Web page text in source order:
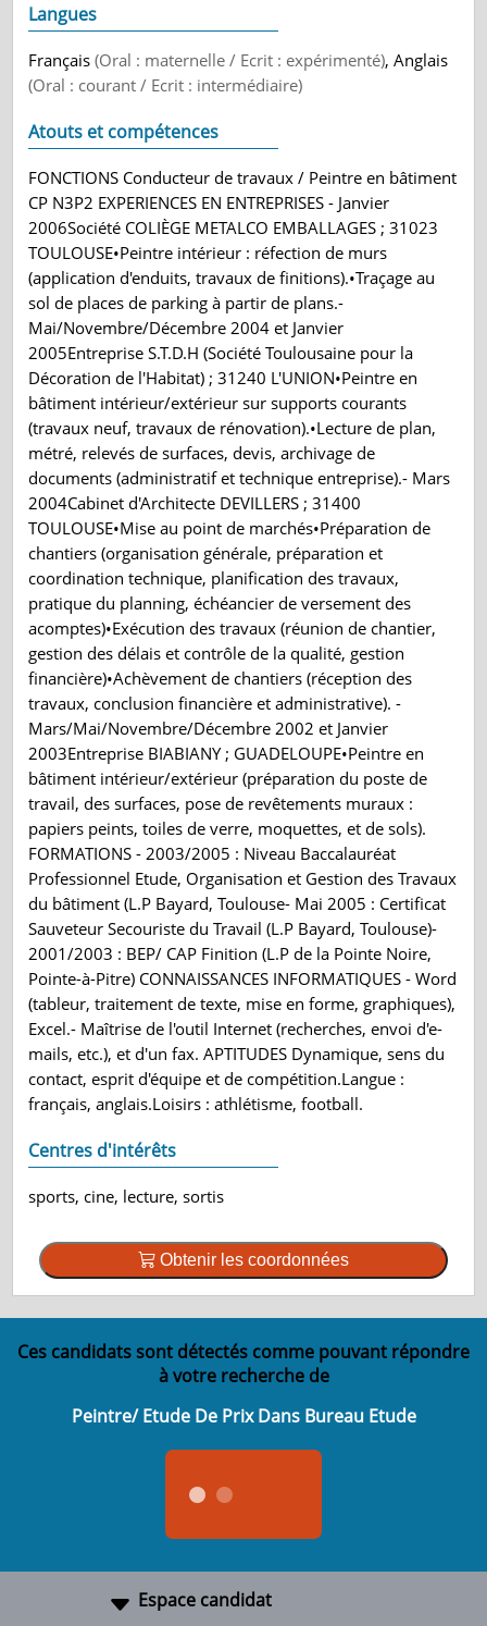
Langues
Français(Oral : maternelle / Ecrit : expérimenté), Anglais
(Oral : courant / Ecrit : intermédiaire)
Atouts et compétences
FONCTIONS Conducteur de travaux / Peintre en bâtiment
CP N3P2 EXPERIENCES EN ENTREPRISES - Janvier
2006Société COLIÈGE METALCO EMBALLAGES ; 31023
TOULOUSE•Peintre intérieur : réfection de murs
(application d'enduits, travaux de finitions).•Traçage au
sol de places de parking à partir de plans.-
Mai/Novembre/Décembre 2004 et Janvier
2005Entreprise S.T.D.H (Société Toulousaine pour la
Décoration de l'Habitat) ; 31240 L'UNION•Peintre en
bâtiment intérieur/extérieur sur supports courants
(travaux neuf, travaux de rénovation).•Lecture de plan,
métré, relevés de surfaces, devis, archivage de
documents (administratif et technique entreprise).- Mars
2004Cabinet d'Architecte DEVILLERS ; 31400
TOULOUSE•Mise au point de marchés•Préparation de
chantiers (organisation générale, préparation et
coordination technique, planification des travaux,
pratique du planning, échéancier de versement des
acomptes)•Exécution des travaux (réunion de chantier,
gestion des délais et contrôle de la qualité, gestion
financière)•Achèvement de chantiers (réception des
travaux, conclusion financière et administrative). -
Mars/Mai/Novembre/Décembre 2002 et Janvier
2003Entreprise BIABIANY ; GUADELOUPE•Peintre en
bâtiment intérieur/extérieur (préparation du poste de
travail, des surfaces, pose de revêtements muraux :
papiers peints, toiles de verre, moquettes, et de sols).
FORMATIONS - 2003/2005 : Niveau Baccalauréat
Professionnel Etude, Organisation et Gestion des Travaux
du bâtiment (L.P Bayard, Toulouse- Mai 2005 : Certificat
Sauveteur Secouriste du Travail (L.P Bayard, Toulouse)-
2001/2003 : BEP/ CAP Finition (L.P de la Pointe Noire,
Pointe-à-Pitre) CONNAISSANCES INFORMATIQUES - Word
(tableur, traitement de texte, mise en forme, graphiques),
Excel.- Maîtrise de l'outil Internet (recherches, envoi d'e-
mails, etc.), et d'un fax. APTITUDES Dynamique, sens du
contact, esprit d'équipe et de compétition.Langue :
français, anglais.Loisirs : athlétisme, football.
Centres d'intérêts
sports, cine, lecture, sortis
Obtenir les coordonnées
Ces candidats sont détectés comme pouvant répondre
à votre recherche de
Peintre/ Etude De Prix Dans Bureau Etude
Espace candidat